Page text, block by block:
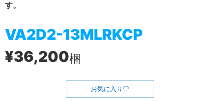
す。
VA2D2-13MLRKCP
¥36,200梱
お気に入り